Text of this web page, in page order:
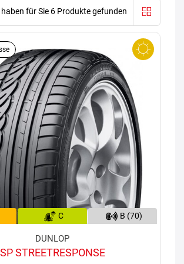
haben für Sie 6 Produkte gefunden
C B (70)
DUNLOP
SP STREETRESPONSE